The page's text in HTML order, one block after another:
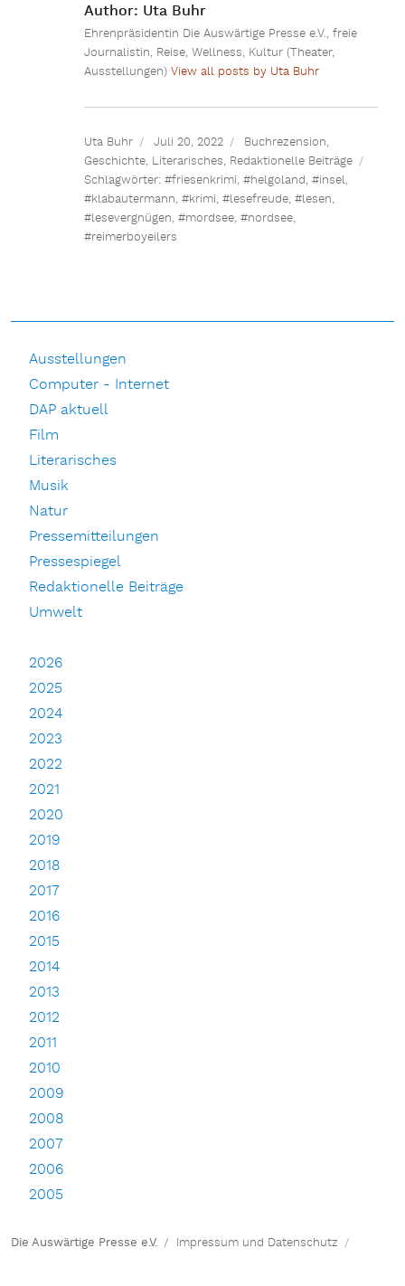
Author: Uta Buhr
Ehrenpräsidentin Die Auswärtige Presse e.V., freie
Journalistin, Reise, Wellness, Kultur (Theater,
Ausstellungen)View all posts by Uta Buhr
Uta Buhr Juli 20, 2022 Buchrezension,
Geschichte, Literarisches, Redaktionelle Beiträge
Schlagwörter:#friesenkrimi,#helgoland,#insel,
#klabautermann,#krimi,#lesefreude,#lesen,
#lesevergnügen,#mordsee,#nordsee,
#reimerboyeilers
Ausstellungen
Computer - Internet
DAP aktuell
Film
Literarisches
Musik
Natur
Pressemitteilungen
Pressespiegel
Redaktionelle Beiträge
Umwelt
2026
2025
2024
2023
2022
2021
2020
2019
2018
2017
2016
2015
2014
2013
2012
2011
2010
2009
2008
2007
2006
2005
Die Auswärtige Presse e.V. Impressum und Datenschutz